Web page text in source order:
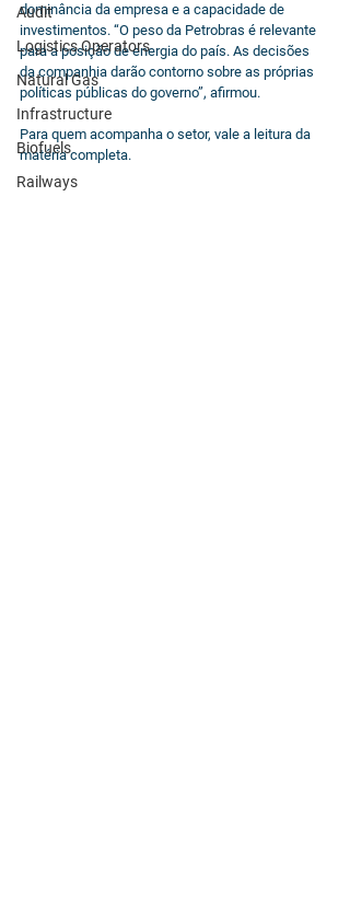
Audit
Logistics Operators
Natural Gas
Infrastructure
Biofuels
Railways
dominância da empresa e a capacidade de
investimentos. “O peso da Petrobras é relevante
para a posição de energia do país. As decisões
da companhia darão contorno sobre as próprias
políticas públicas do governo”, afirmou.
Para quem acompanha o setor, vale a leitura da
matéria completa.